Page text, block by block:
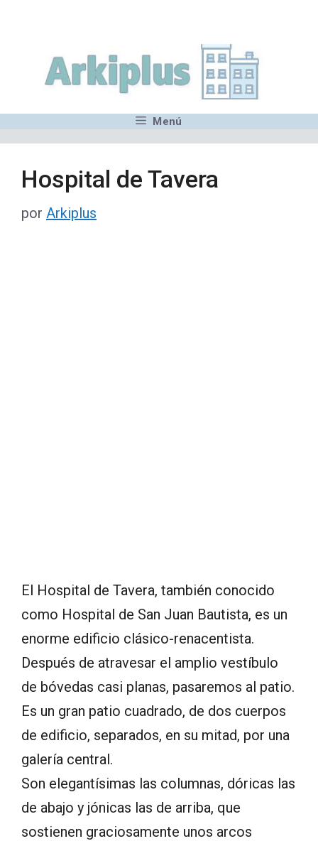
contenido
Menú
Hospital de Tavera
por Arkiplus
El Hospital de Tavera, también conocido
como Hospital de San Juan Bautista, es un
enorme edificio clásico-renacentista.
Después de atravesar el amplio vestíbulo
de bóvedas casi planas, pasaremos al patio.
Es un gran patio cuadrado, de dos cuerpos
de edificio, separados, en su mitad, por una
galería central.
Son elegantísimas las columnas, dóricas las
de abajo y jónicas las de arriba, que
sostienen graciosamente unos arcos